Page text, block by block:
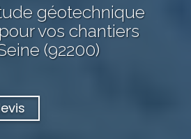
géotechnique
vos chantiers
(92200)